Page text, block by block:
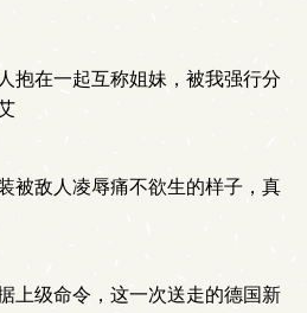
抱在一起互称姐妹，被我强行分
被敌人凌辱痛不欲生的样子，真
上级命令，这一次送走的德国新